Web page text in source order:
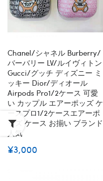
Chanel/シャネル Burberry/
バーバリー LV/ルイヴィトン
Gucci/グッチ ディズニー ミ
ッキー Dior/ディオール
Airpods Pro1/2ケース 可愛
い カップル エアーポッズ ケ
ースプロ1/2ケースエアーポ
ッズ ケース お揃い ブランド
人気
¥3,000